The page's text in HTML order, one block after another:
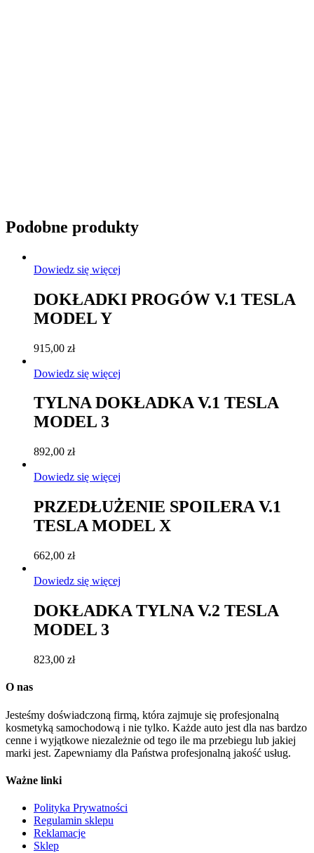
Podobne produkty
Dowiedz się więcej
DOKŁADKI PROGÓW V.1 TESLA
MODEL Y
915,00 zł
Dowiedz się więcej
TYLNA DOKŁADKA V.1 TESLA
MODEL 3
892,00 zł
Dowiedz się więcej
PRZEDŁUŻENIE SPOILERA V.1
TESLA MODEL X
662,00 zł
Dowiedz się więcej
DOKŁADKA TYLNA V.2 TESLA
MODEL 3
823,00 zł
O nas
Jesteśmy doświadczoną firmą, która zajmuje się profesjonalną
kosmetyką samochodową i nie tylko. Każde auto jest dla nas bardzo
cenne i wyjątkowe niezależnie od tego ile ma przebiegu lub jakiej
marki jest. Zapewniamy dla Państwa profesjonalną jakość usług.
Ważne linki
Polityka Prywatności
Regulamin sklepu
Reklamacje
Sklep